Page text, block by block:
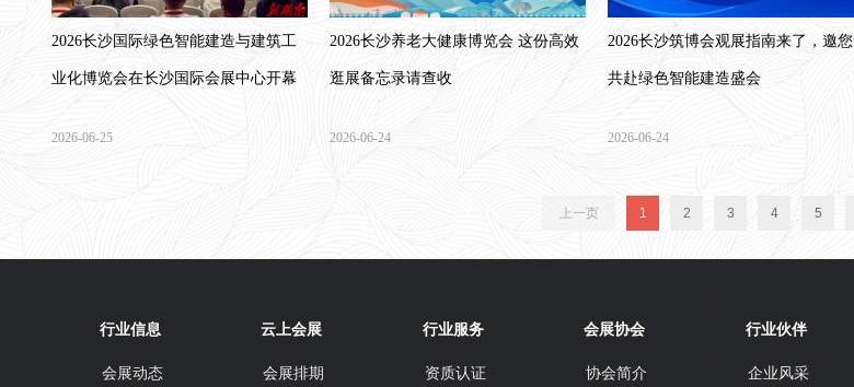
2026长沙国际绿色智能建造与建筑工
业化博览会在长沙国际会展中心开幕
2026-06-25
2026长沙养老大健康博览会 这份高效
逛展备忘录请查收
2026-06-24
2026长沙筑博会观展指南来了，邀您
共赴绿色智能建造盛会
2026-06-24
上一页 1 2 3 4 5
会展动态
行业信息
会展排期
云上会展
资质认证
行业服务
协会简介
会展协会
企业风采
行业伙伴